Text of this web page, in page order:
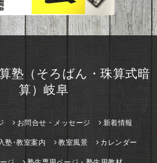
塾（そろばん・珠算式暗
算）岐阜
お問合せ・メッセージ 新着情報
入塾･教室案内 教室風景 カレンダー